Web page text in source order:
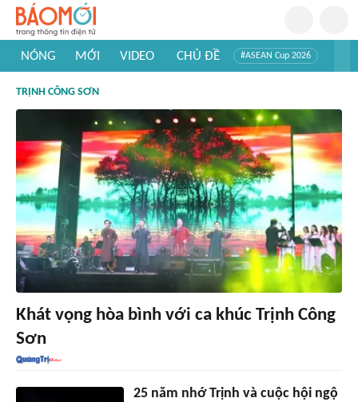
NÓNG MỚI VIDEO CHỦ ĐỀ #ASEAN Cup 2026
#Khám phá thế giới
TRỊNH CÔNG SƠN
Khát vọng hòa bình với ca khúc Trịnh Công
Sơn
25 năm nhớ Trịnh và cuộc hội ngộ